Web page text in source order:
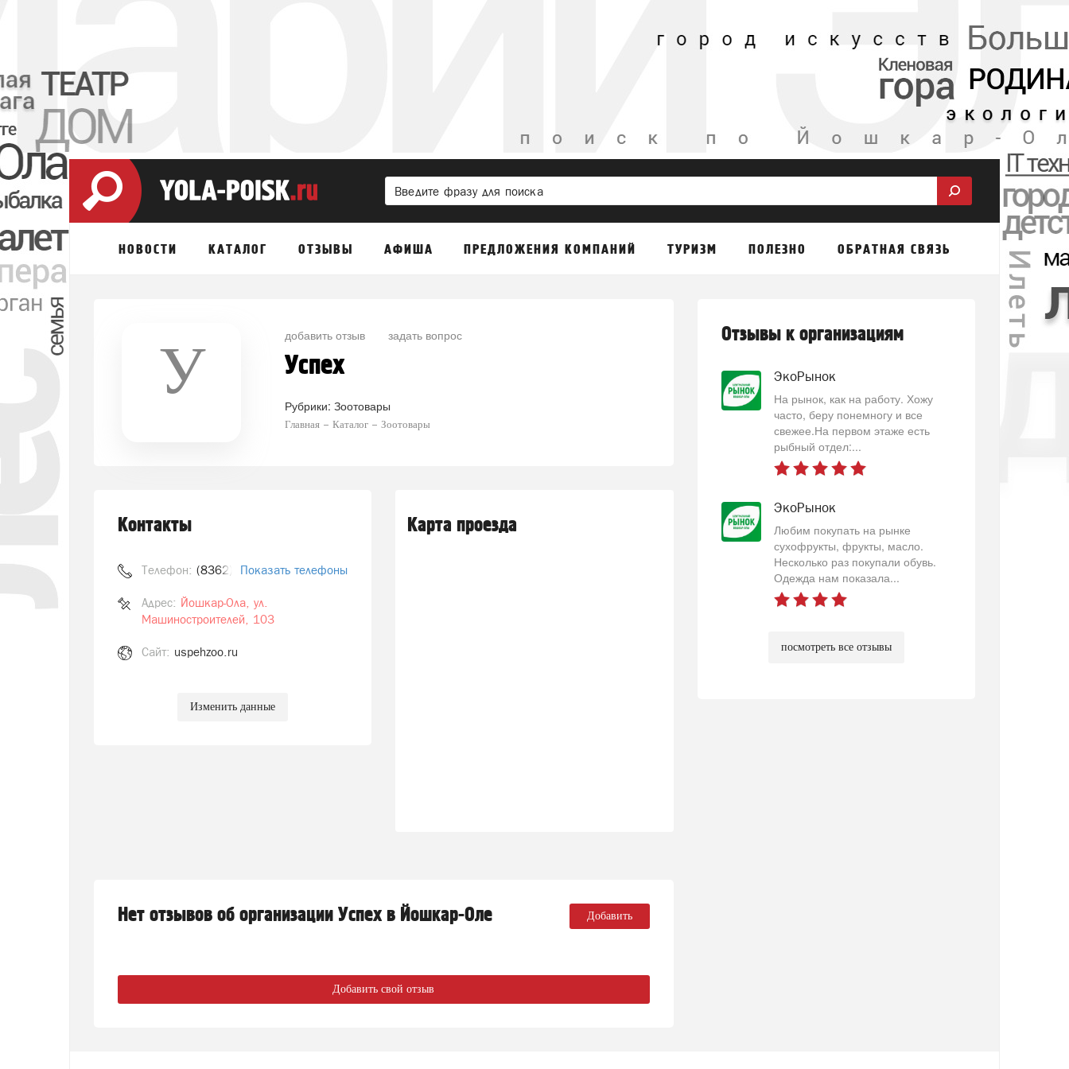
НОВОСТИ КАТАЛОГ ОТЗЫВЫ АФИША ПРЕДЛОЖЕНИЯ КОМПАНИЙ ТУРИЗМ ПОЛЕЗНО ОБРАТНАЯ СВЯЗЬ
У добавить отзыв задать вопрос
Успех
Рубрики: Зоотовары
Главная Каталог Зоотовары
Контакты
Телефон: (8362) 526-060Показать телефоны
Адрес: Йошкар-Ола, ул.
Машиностроителей, 103
Сайт: uspehzoo.ru
Изменить данные
Карта проезда
Нет отзывов об организации Успех в Йошкар-Оле Добавить
Добавить свой отзыв
Отзывы к организациям
ЭкоРынок
На рынок, как на работу. Хожу
часто, беру понемногу и все
свежее.На первом этаже есть
рыбный отдел:...
ЭкоРынок
Любим покупать на рынке
сухофрукты, фрукты, масло.
Несколько раз покупали обувь.
Одежда нам показала...
посмотреть все отзывы